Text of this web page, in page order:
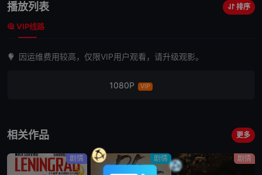
场，他心爱的
播放列表 排序
VIP线路
因运维费用较高，仅限VIP用户观看，请升级观影。
1080P VIP
相关作品 更多
剧情 剧情 剧情